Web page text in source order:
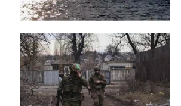
Baikal
Bakhmut
Bulagria
Crimea
Chính trị